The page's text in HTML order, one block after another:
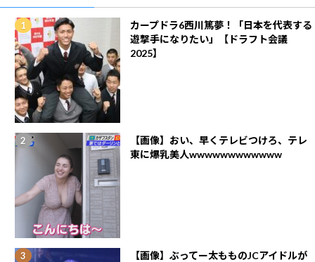
カープドラ6西川篤夢！「日本を代表する
遊撃手になりたい」【ドラフト会議
2025】
【画像】おい、早くテレビつけろ、テレ
東に爆乳美人wwwwwwwwwwww
【画像】ぶってー太もものJCアイドルが